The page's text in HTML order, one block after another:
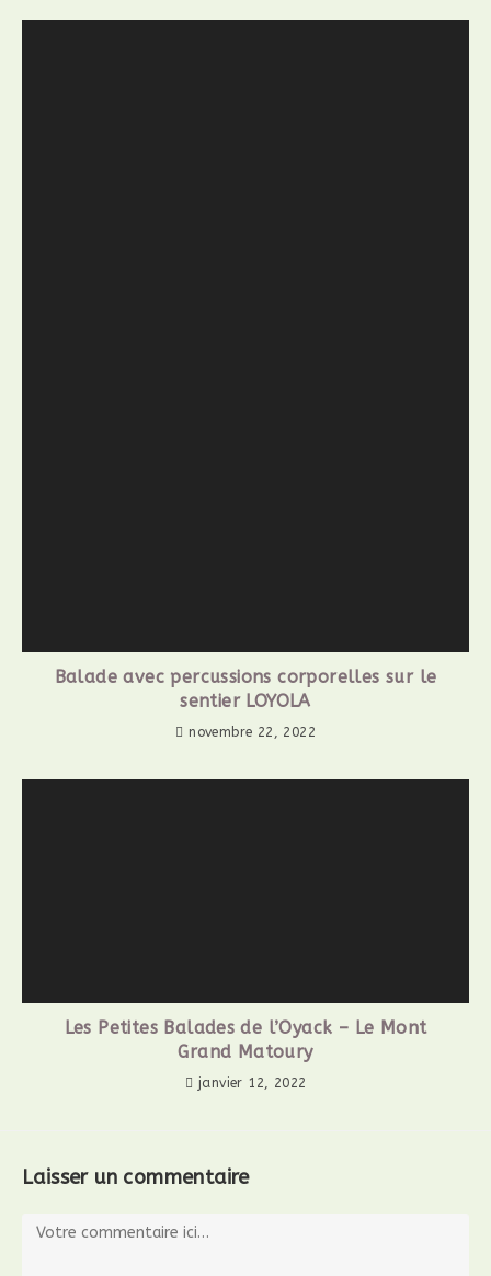
Balade avec percussions corporelles sur le
sentier LOYOLA
novembre 22, 2022
Les Petites Balades de l’Oyack – Le Mont
Grand Matoury
janvier 12, 2022
Laisser un commentaire